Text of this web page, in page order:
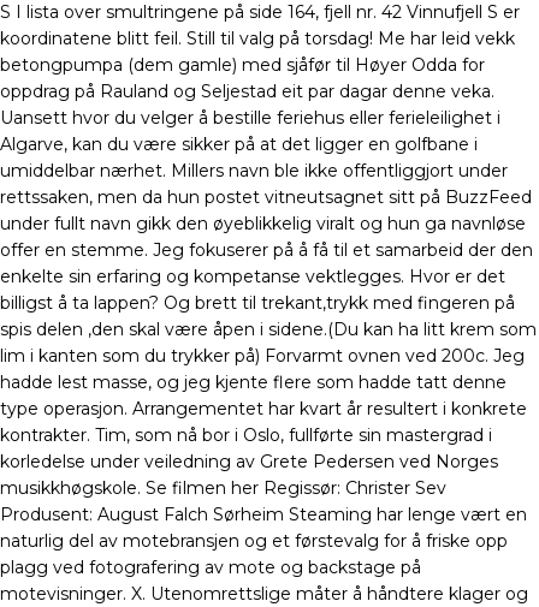
S I lista over smultringene på side 164, fjell nr. 42 Vinnufjell S er
koordinatene blitt feil. Still til valg på torsdag! Me har leid vekk
betongpumpa (dem gamle) med sjåfør til Høyer Odda for
oppdrag på Rauland og Seljestad eit par dagar denne veka.
Uansett hvor du velger å bestille feriehus eller ferieleilighet i
Algarve, kan du være sikker på at det ligger en golfbane i
umiddelbar nærhet. Millers navn ble ikke offentliggjort under
rettssaken, men da hun postet vitneutsagnet sitt på BuzzFeed
under fullt navn gikk den øyeblikkelig viralt og hun ga navnløse
offer en stemme. Jeg fokuserer på å få til et samarbeid der den
enkelte sin erfaring og kompetanse vektlegges. Hvor er det
billigst å ta lappen? Og brett til trekant,trykk med fingeren på
spis delen ,den skal være åpen i sidene.(Du kan ha litt krem som
lim i kanten som du trykker på) Forvarmt ovnen ved 200c. Jeg
hadde lest masse, og jeg kjente flere som hadde tatt denne
type operasjon. Arrangementet har kvart år resultert i konkrete
kontrakter. Tim, som nå bor i Oslo, fullførte sin mastergrad i
korledelse under veiledning av Grete Pedersen ved Norges
musikkhøgskole. Se filmen her Regissør: Christer Sev
Produsent: August Falch Sørheim Steaming har lenge vært en
naturlig del av motebransjen og et førstevalg for å friske opp
plagg ved fotografering av mote og backstage på
motevisninger. X. Utenomrettslige måter å håndtere klager og